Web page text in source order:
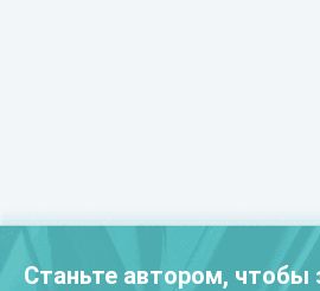
Станьте автором, чтобы